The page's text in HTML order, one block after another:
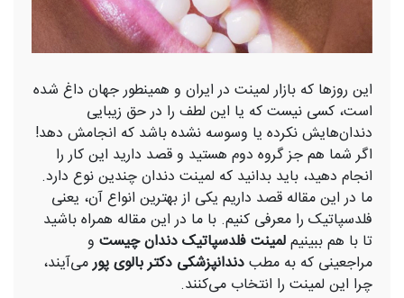
این روزها که بازار لمینت در ایران و همینطور جهان داغ شده
است، کسی نیست که یا این لطف را در حق زیبایی
دندان‌هایش نکرده یا وسوسه نشده باشد که انجامش دهد!
اگر شما هم جز گروه دوم هستید و قصد دارید این کار را
انجام دهید، باید بدانید که لمینت دندان چندین نوع دارد.
ما در این مقاله قصد داریم یکی از بهترین انواع آن، یعنی
فلدسپاتیک را معرفی کنیم. با ما در این مقاله همراه باشید
تا با هم ببینیملمینت فلدسپاتیک دندان چیست و
مراجعینی که به مطبدندانپزشکی دکتر بالوی پورمی‌آیند،
چرا این لمینت را انتخاب می‌کنند.